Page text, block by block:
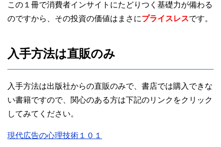
この１冊で消費者インサイトにたどりつく基礎力が備わる
のですから、その投資の価値はまさにプライスレスです。
入手方法は直販のみ
入手方法は出版社からの直販のみで、書店では購入できな
い書籍ですので、関心のある方は下記のリンクをクリック
してみてください。
現代広告の心理技術１０１